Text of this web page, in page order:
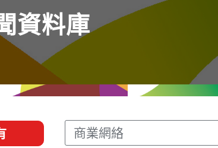
澳大灣區
資料庫
商業網絡